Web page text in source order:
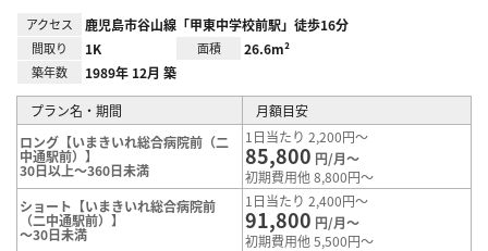
アクセス 鹿児島市谷山線「甲東中学校前駅」徒歩16分
間取り 1K 面積 26.6m²
築年数 1989年 12月 築
プラン名・期間
月額目安
ロング【いまきいれ総合病院前（二
中通駅前）】
30日以上～360日未満
1日当たり 2,200円～
85,800 円/月～
初期費用他 8,800円～
ショート【いまきいれ総合病院前
（二中通駅前）】
～30日未満
1日当たり 2,400円～
91,800 円/月～
初期費用他 5,500円～